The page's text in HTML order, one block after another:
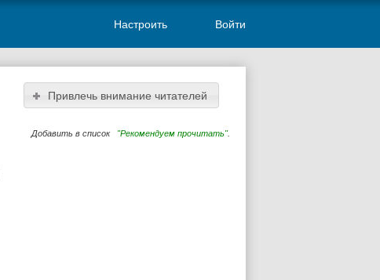
Настроить Войти
Привлечь внимание читателей
Добавить в список "Рекомендуем прочитать".